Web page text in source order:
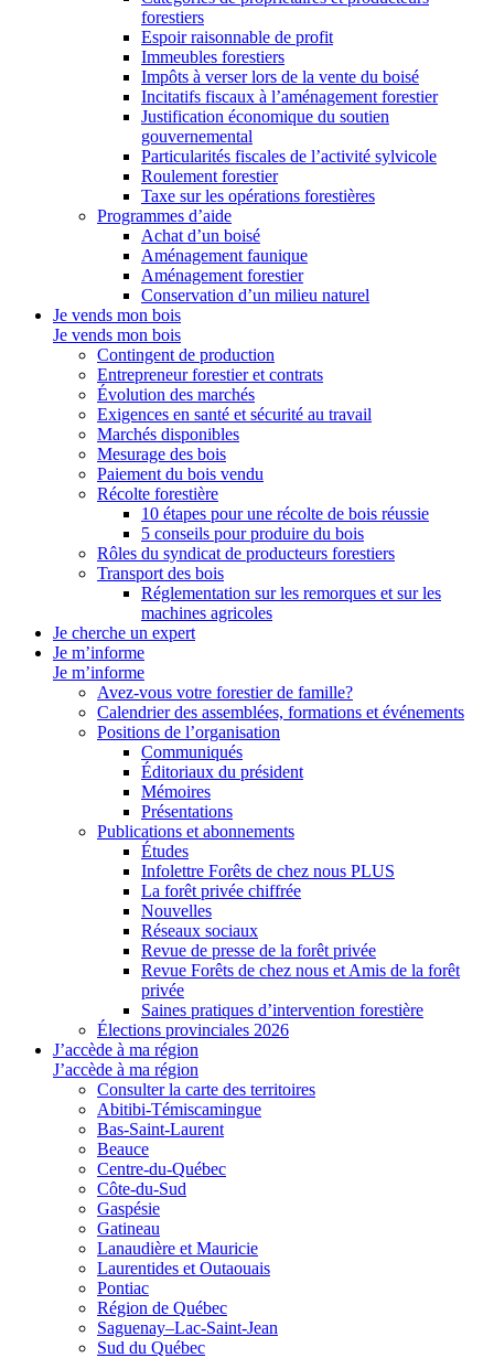
forestiers
Espoir raisonnable de profit
Immeubles forestiers
Impôts à verser lors de la vente du boisé
Incitatifs fiscaux à l’aménagement forestier
Justification économique du soutien
gouvernemental
Particularités fiscales de l’activité sylvicole
Roulement forestier
Taxe sur les opérations forestières
Programmes d’aide
Achat d’un boisé
Aménagement faunique
Aménagement forestier
Conservation d’un milieu naturel
Je vends mon bois
Je vends mon bois
Contingent de production
Entrepreneur forestier et contrats
Évolution des marchés
Exigences en santé et sécurité au travail
Marchés disponibles
Mesurage des bois
Paiement du bois vendu
Récolte forestière
10 étapes pour une récolte de bois réussie
5 conseils pour produire du bois
Rôles du syndicat de producteurs forestiers
Transport des bois
Réglementation sur les remorques et sur les
machines agricoles
Je cherche un expert
Je m’informe
Je m’informe
Avez-vous votre forestier de famille?
Calendrier des assemblées, formations et événements
Positions de l’organisation
Communiqués
Éditoriaux du président
Mémoires
Présentations
Publications et abonnements
Études
Infolettre Forêts de chez nous PLUS
La forêt privée chiffrée
Nouvelles
Réseaux sociaux
Revue de presse de la forêt privée
Revue Forêts de chez nous et Amis de la forêt
privée
Saines pratiques d’intervention forestière
Élections provinciales 2026
J’accède à ma région
J’accède à ma région
Consulter la carte des territoires
Abitibi-Témiscamingue
Bas-Saint-Laurent
Beauce
Centre-du-Québec
Côte-du-Sud
Gaspésie
Gatineau
Lanaudière et Mauricie
Laurentides et Outaouais
Pontiac
Région de Québec
Saguenay–Lac-Saint-Jean
Sud du Québec